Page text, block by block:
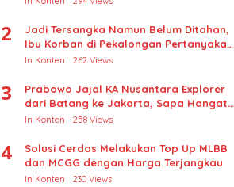
2
Jadi Tersangka Namun Belum Ditahan,
Ibu Korban di Pekalongan Pertanyakan
Keseriusan Polisi Tangani Kasus
In Konten 262 Views
3
Prabowo Jajal KA Nusantara Explorer
dari Batang ke Jakarta, Sapa Hangat
Warga
In Konten 258 Views
4
Solusi Cerdas Melakukan Top Up MLBB
dan MCGG dengan Harga Terjangkau
In Konten 230 Views